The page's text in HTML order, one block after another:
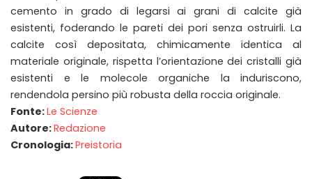
cemento in grado di legarsi ai grani di calcite già
esistenti, foderando le pareti dei pori senza ostruirli. La
calcite così depositata, chimicamente identica al
materiale originale, rispetta l’orientazione dei cristalli già
esistenti e le molecole organiche la induriscono,
rendendola persino più robusta della roccia originale.
Fonte:Le Scienze
Autore:Redazione
Cronologia:Preistoria